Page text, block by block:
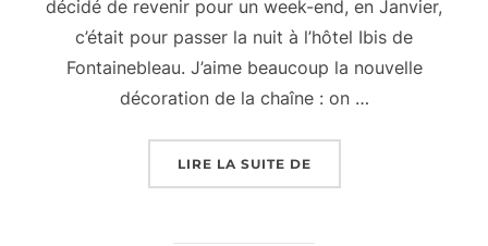
décidé de revenir pour un week-end, en Janvier,
c’était pour passer la nuit à l’hôtel Ibis de
Fontainebleau. J’aime beaucoup la nouvelle
décoration de la chaîne : on …
LIRE LA SUITE DE« WEEK-END EN